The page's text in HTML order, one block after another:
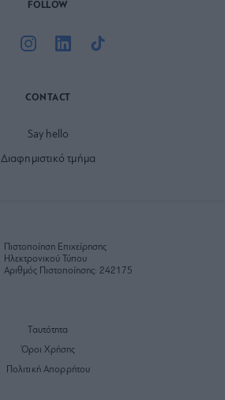
FOLLOW
CONTACT
Say hello
Διαφημιστικό τμήμα
Πιστοποίηση Επιχείρησης
Ηλεκτρονικού Τύπου
Αριθμός Πιστοποίησης: 242175
Ταυτότητα
Όροι Χρήσης
Πολιτική Απορρήτου